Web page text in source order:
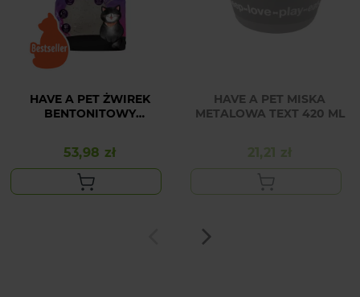
HAVE A PET ŻWIREK
BENTONITOWY
Cena
53,98 zł
HAVE A PET MISKA
METALOWA TEXT 420 ML
Cena
21,21 zł